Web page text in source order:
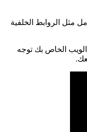
مثل الروابط الخلفية
الخاص بك توجه